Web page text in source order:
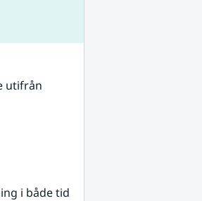
utifrån
i både tid